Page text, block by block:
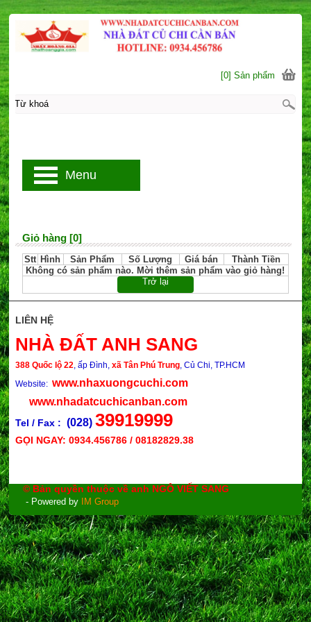
Giỏ hàng [0]
Stt Hình Sản Phẩm Số Lượng Giá bán
Thành Tiền
Không có sản phẩm nào. Mời thêm sản phẩm vào giỏ hàng!
Trở lại
[0] Sản phẩm
Menu
LIÊN HỆ
NHÀ ĐẤT ANH SANG
388 Quốc lộ 22, ấp Đình, xã Tân Phú Trung, Củ Chi, TP.HCM
Website: www.nhaxuongcuchi.com
www.nhadatcuchicanban.com
Tel / Fax : (028) 39919999
GỌI NGAY: 0934.456786 / 08182829.38
© Bản quyền thuộc về anh NGÔ VIẾT SANG
- Powered by IM Group